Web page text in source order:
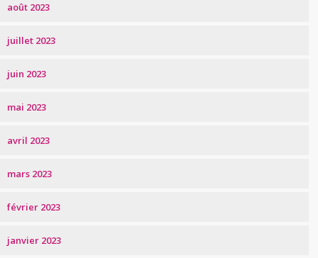
août 2023
juillet 2023
juin 2023
mai 2023
avril 2023
mars 2023
février 2023
janvier 2023